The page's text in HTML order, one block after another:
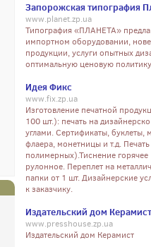
Запорожская типография
www.planet.zp.ua
Типография «ПЛАНЕТА»
импортном оборудовании,
продукции, услуги опытных
оптимальную ценовую политику
Идея Фикс
www.fix.zp.ua
Изготовление печатной
100 шт.): печать на
углами. Сертификаты,
флаера, монетницы и т.д.
полимерных).Тиснение
рулонное. Переплет на
папки от 1 шт. Дизайнерские
к заказчику.
Издательский дом Керамист
www.presshouse.zp.ua
Издательский дом Керамист